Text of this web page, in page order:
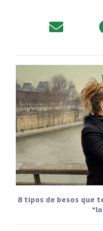
8 tipos de besos que